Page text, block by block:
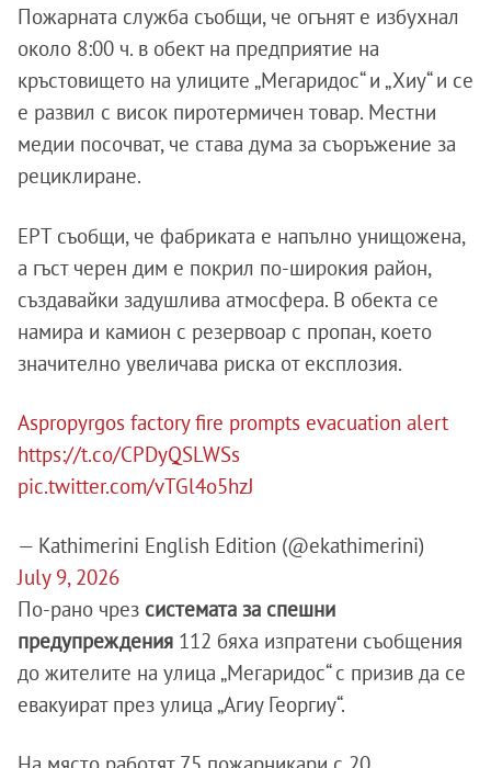
Пожарната служба съобщи, че огънят е избухнал
около 8:00 ч. в обект на предприятие на
кръстовището на улиците „Мегаридос“ и „Хиу“ и се
е развил с висок пиротермичен товар. Местни
медии посочват, че става дума за съоръжение за
рециклиране.
ЕРТ съобщи, че фабриката е напълно унищожена,
а гъст черен дим е покрил по-широкия район,
създавайки задушлива атмосфера. В обекта се
намира и камион с резервоар с пропан, което
значително увеличава риска от експлозия.
Aspropyrgos factory fire prompts evacuation alert
https://t.co/CPDyQSLWSs
pic.twitter.com/vTGl4o5hzJ
— Kathimerini English Edition (@ekathimerini)
July 9, 2026
По-рано чрез системата за спешни
предупреждения 112 бяха изпратени съобщения
до жителите на улица „Мегаридос“ с призив да се
евакуират през улица „Агиу Георгиу“.